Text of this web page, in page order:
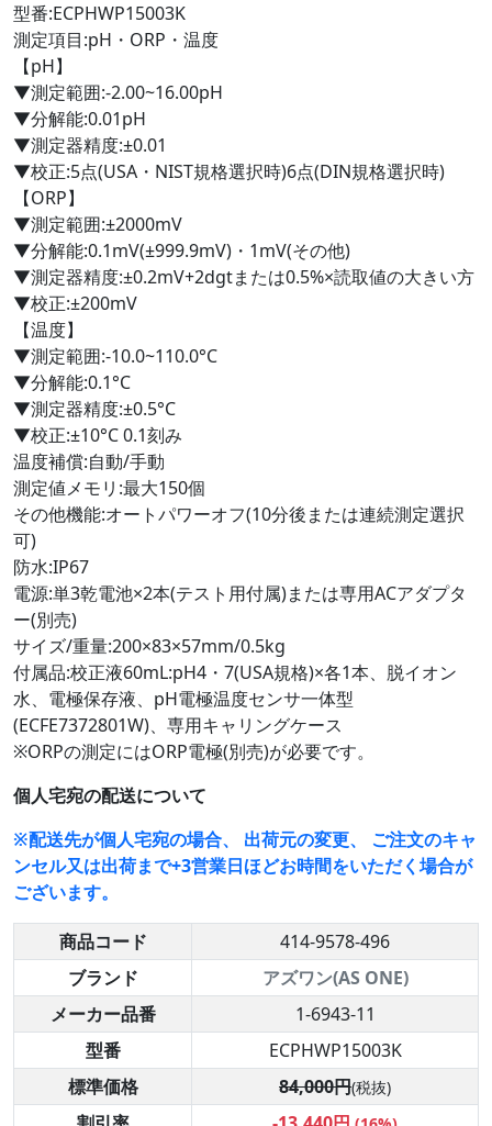
型番:ECPHWP15003K
測定項目:pH・ORP・温度
【pH】
▼測定範囲:-2.00~16.00pH
▼分解能:0.01pH
▼測定器精度:±0.01
▼校正:5点(USA・NIST規格選択時)6点(DIN規格選択時)
【ORP】
▼測定範囲:±2000mV
▼分解能:0.1mV(±999.9mV)・1mV(その他)
▼測定器精度:±0.2mV+2dgtまたは0.5%×読取値の大きい方
▼校正:±200mV
【温度】
▼測定範囲:-10.0~110.0°C
▼分解能:0.1°C
▼測定器精度:±0.5°C
▼校正:±10°C 0.1刻み
温度補償:自動/手動
測定値メモリ:最大150個
その他機能:オートパワーオフ(10分後または連続測定選択
可)
防水:IP67
電源:単3乾電池×2本(テスト用付属)または専用ACアダプタ
ー(別売)
サイズ/重量:200×83×57mm/0.5kg
付属品:校正液60mL:pH4・7(USA規格)×各1本、脱イオン
水、電極保存液、pH電極温度センサ一体型
(ECFE7372801W)、専用キャリングケース
※ORPの測定にはORP電極(別売)が必要です。
個人宅宛の配送について
※配送先が個人宅宛の場合、 出荷元の変更、 ご注文のキャ
ンセル又は出荷まで+3営業日ほどお時間をいただく場合が
ございます。
商品コード
414-9578-496
ブランド
アズワン(AS ONE)
メーカー品番
1-6943-11
型番
ECPHWP15003K
標準価格
84,000円(税抜)